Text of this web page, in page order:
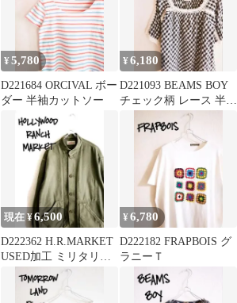
¥5,780
D221684 ORCIVAL ボー
ダー 半袖カットソー
¥6,180
D221093 BEAMS BOY
チェック柄 レース 半袖
現在 ¥6,500
D222362 H.R.MARKET
USED加工 ミリタリー
ジャケット
¥6,780
D222182 FRAPBOIS グ
ラニーＴ